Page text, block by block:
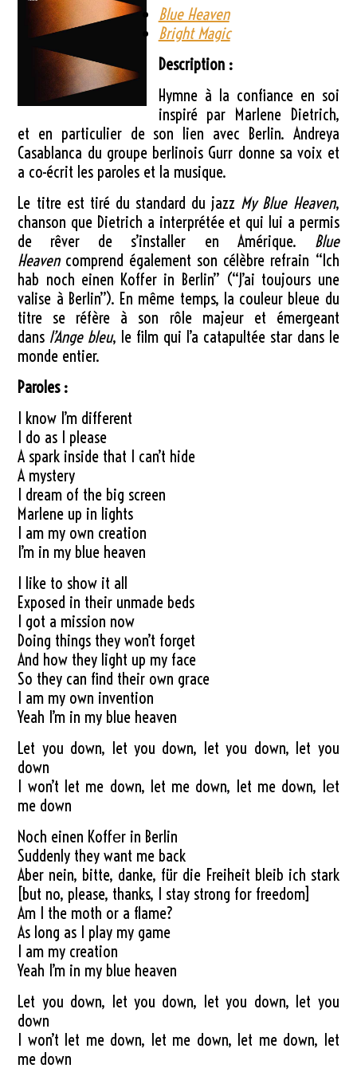
Blue Heaven
Bright Magic
Description :
Hymne à la confiance en soi
inspiré par Marlene Dietrich,
et en particulier de son lien avec Berlin. Andreya
Casablanca du groupe berlinois Gurr donne sa voix et
a co-écrit les paroles et la musique.
Le titre est tiré du standard du jazz My Blue Heaven,
chanson que Dietrich a interprétée et qui lui a permis
de rêver de s’installer en Amérique. Blue
Heavencomprend également son célèbre refrain “Ich
hab noch einen Koffer in Berlin” (“J’ai toujours une
valise à Berlin”). En même temps, la couleur bleue du
titre se réfère à son rôle majeur et émergeant
dans l’Ange bleu, le film qui l’a catapultée star dans le
monde entier.
Paroles :
I know I’m different
I do as I please
A spark inside that I can’t hide
A mystery
I dream of the big screen
Marlene up in lights
I am my own creation
I’m in my blue heaven
I like to show it all
Exposed in their unmade beds
I got a mission now
Doing things they won’t forget
And how they light up my face
So they can find their own grace
I am my own invention
Yeah I’m in my blue heaven
Let you down, let you down, let you down, let you
down
I won’t let me down, let me down, let me down, lеt
me down
Noch einen Koffеr in Berlin
Suddenly they want me back
Aber nein, bitte, danke, für die Freiheit bleib ich stark
[but no, please, thanks, I stay strong for freedom]
Am I the moth or a flame?
As long as I play my game
I am my creation
Yeah I’m in my blue heaven
Let you down, let you down, let you down, let you
down
I won’t let me down, let me down, let me down, let
me down